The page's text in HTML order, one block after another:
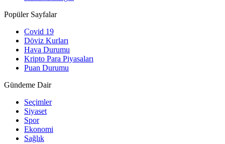
Popüler Sayfalar
Covid 19
Döviz Kurları
Hava Durumu
Kripto Para Piyasaları
Puan Durumu
Gündeme Dair
Seçimler
Siyaset
Spor
Ekonomi
Sağlık